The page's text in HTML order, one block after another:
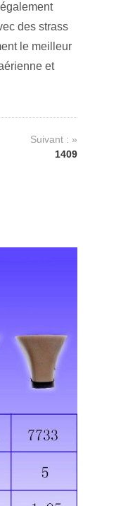
des strass
le meilleur
et
Suivant : »
1409